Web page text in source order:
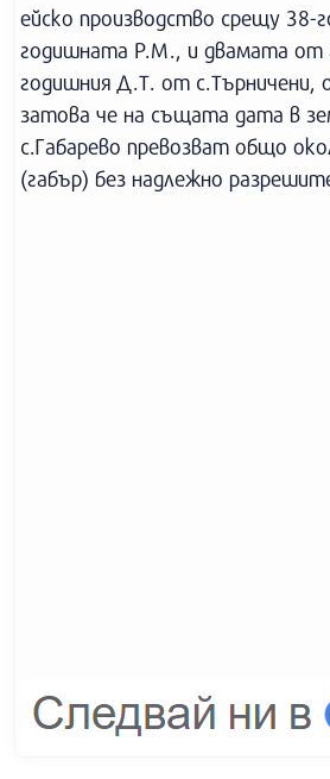
ейско производство срещу 38-
годишната Р.М., и двамата от
годишния Д.Т. от с.Търничени,
затова че на същата дата в
с.Габарево превозват общо
(габър) без надлежно